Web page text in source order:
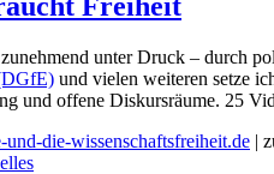
unter Druck – durch
und vielen weiteren setze
und offene Diskursräume. 25
und-die-wissenschaftsfreiheit.de |